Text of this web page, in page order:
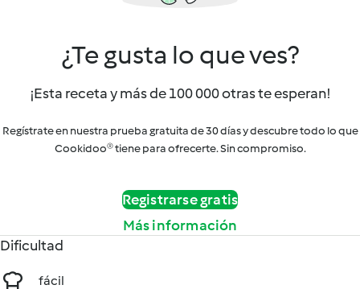
¿Te gusta lo que ves?
¡Esta receta y más de 100 000 otras te esperan!
Regístrate en nuestra prueba gratuita de 30 días y descubre todo lo que
Cookidoo® tiene para ofrecerte. Sin compromiso.
Registrarse gratis
Más información
Dificultad
fácil